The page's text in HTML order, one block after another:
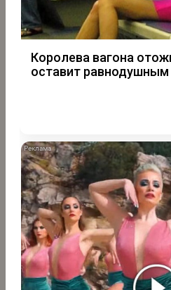
Королева вагона
оставит равнодушным